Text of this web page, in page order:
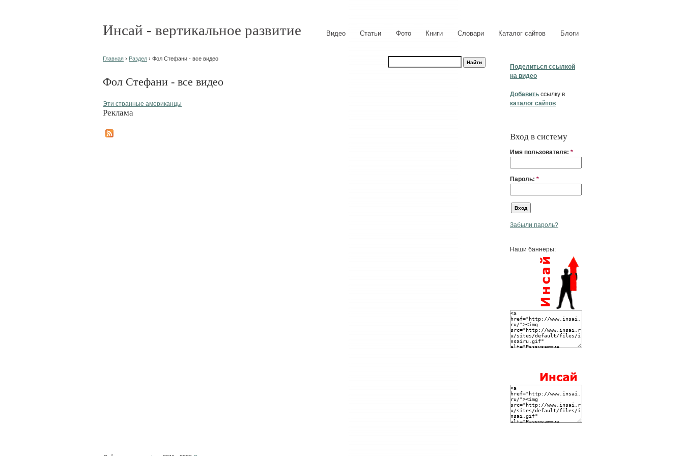
Инсай - вертикальное развитие Видео Статьи Фото Книги Словари Каталог сайтов Блоги
Поделиться ссылкой
на видео
Добавить ссылку в
каталог сайтов
Вход в систему
Имя пользователя: *
Пароль: *
Забыли пароль?
Наши баннеры:
Главная › Раздел › Фол Стефани - все видео
Фол Стефани - все видео
Эти странные американцы
Реклама